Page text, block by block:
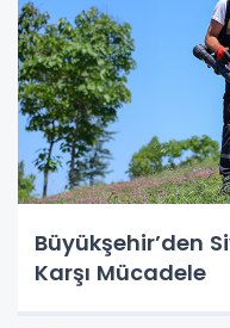
Büyükşehir’den
Karşı Mücadele